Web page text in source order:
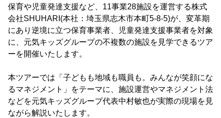
保育や児童発達支援など、11事業28施設を運営する株式
会社SHUHARI(本社：埼玉県志木市本町5-8-5)が、変革期
にあり逆境に立つ保育事業者、児童発達支援事業者を対象
に、元気キッズグループの不複数の施設を見学できるツア
ーを開催いたします。
本ツアーでは「子どもも地域も職員も。みんなが笑顔にな
るマネジメント」をテーマに、施設運営やマネジメント法
などを元気キッズグループ代表中村敏也が実際の現場を見
ながら解説いたします。